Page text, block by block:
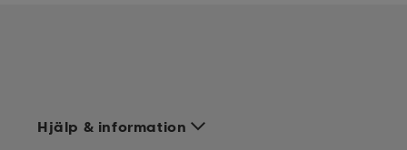
Hjälp & information